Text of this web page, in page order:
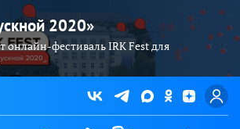
2020»
онлайн-фестиваль IRK Fest для